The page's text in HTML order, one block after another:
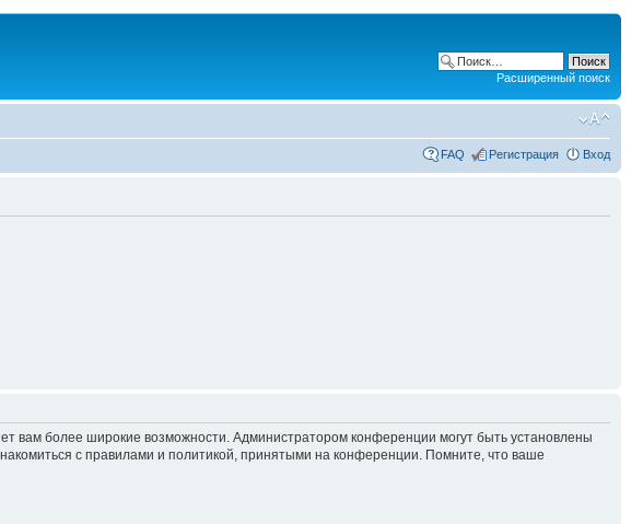
Расширенный поиск
FAQ Регистрация Вход
вам более широкие возможности. Администратором конференции могут быть установлены
с правилами и политикой, принятыми на конференции. Помните, что ваше